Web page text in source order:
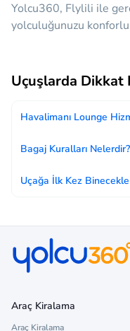
Yolcu360, Flylili ile
yolculuğunuzu
Uçuşlarda Dikkat
Havalimanı Lounge
Bagaj Kuralları Nelerdir?
Uçağa İlk Kez
Araç Kiralama
Araç Kiralama